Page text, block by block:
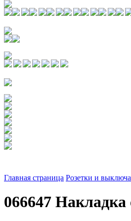
Главная страница Розетки и
066647